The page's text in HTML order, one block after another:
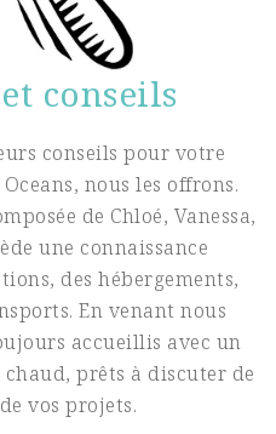
conseils
conseils pour votre
nous les offrons.
de Chloé, Vanessa,
une connaissance
des hébergements,
En venant nous
accueillis avec un
prêts à discuter de
vos projets.